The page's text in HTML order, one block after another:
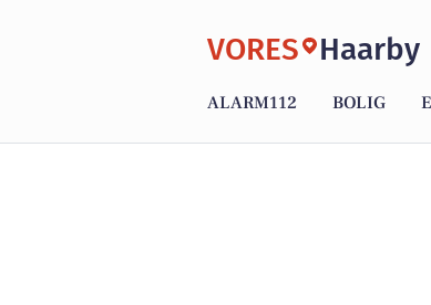
VORES Haarby
ALARM112 BOLIG